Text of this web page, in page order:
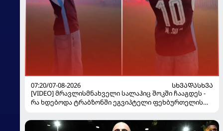
07:20/07-08-2026
ᲡᲮᲕᲐᲓᲐᲡᲮᲕᲐ
[VIDEO] მრავლისმნახველი სალაჰიც შოკში ჩააგდეს -
რა ხდებოდა ტრაბზონში ეგვიპტელი ფეხბურთელის